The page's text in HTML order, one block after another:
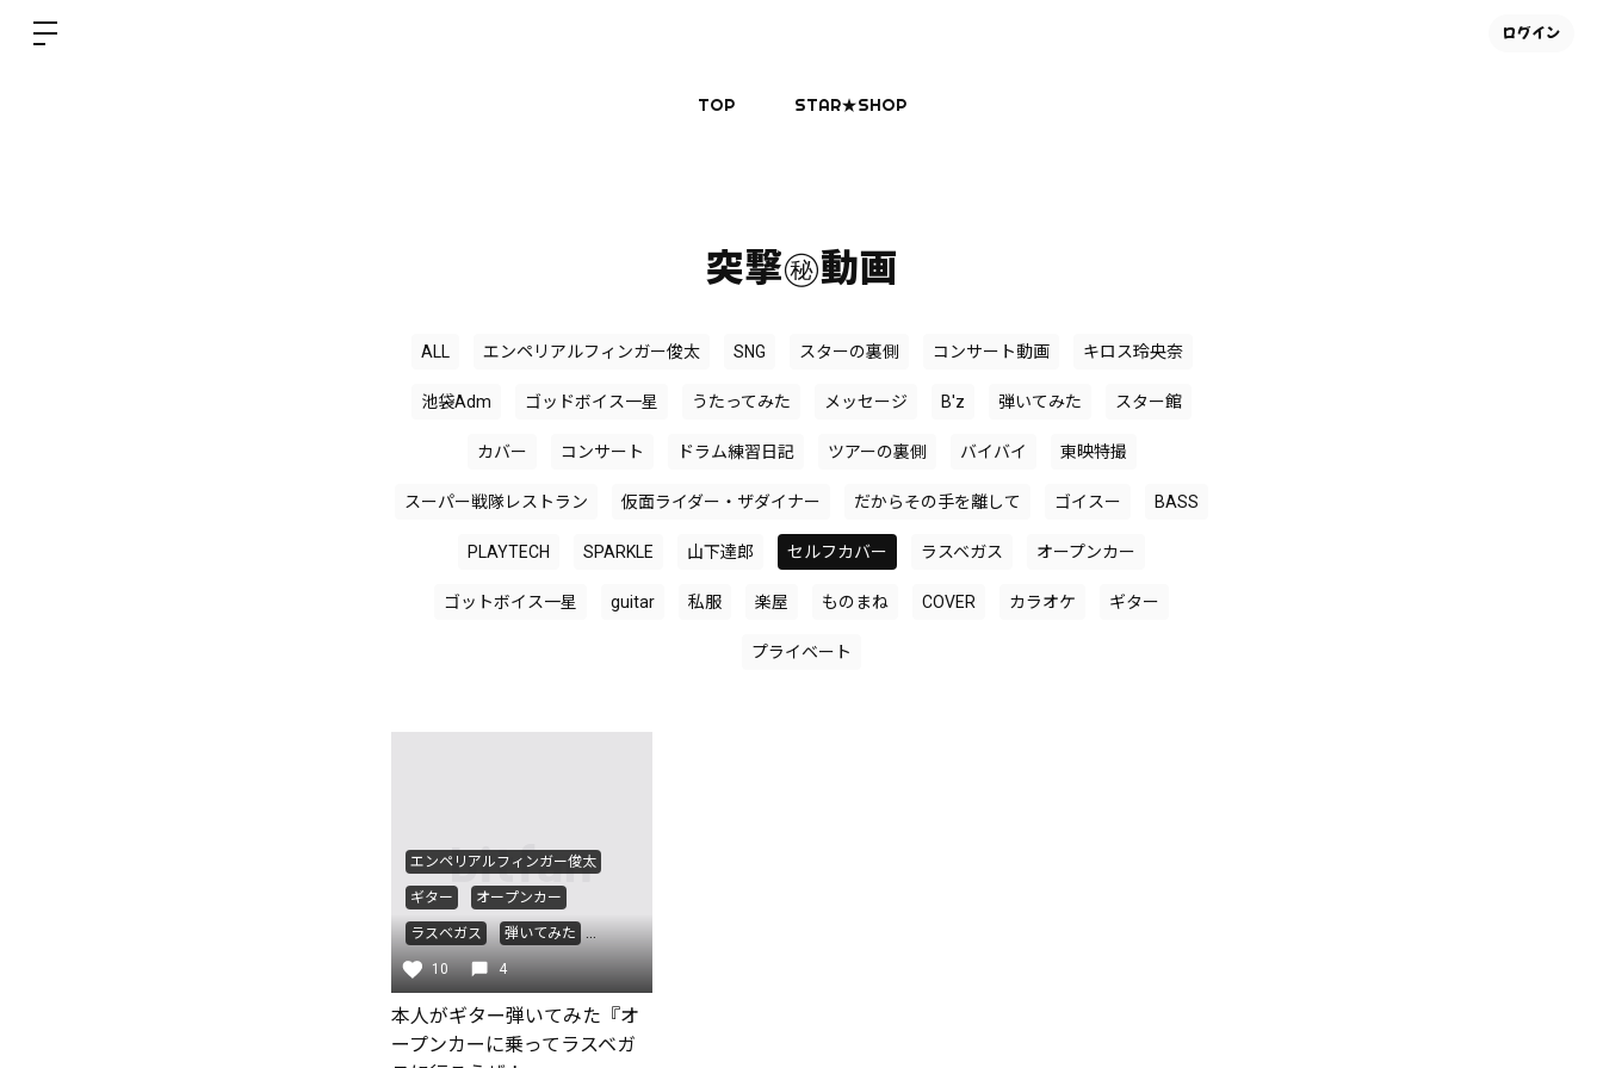
ログイン
TOP STAR★SHOP
突撃㊙︎動画
ALL エンペリアルフィンガー俊太 SNG スターの裏側 コンサート動画 キロス玲央奈
池袋Adm ゴッドボイス一星 うたってみた メッセージ B'z 弾いてみた スター館
カバー コンサート ドラム練習日記 ツアーの裏側 バイバイ 東映特撮
スーパー戦隊レストラン 仮面ライダー・ザダイナー だからその手を離して ゴイスー BASS
PLAYTECH SPARKLE 山下達郎 セルフカバー ラスベガス オープンカー
ゴットボイス一星 guitar 私服 楽屋 ものまね COVER カラオケ ギター
プライベート
エンペリアルフィンガー俊太
ギター オープンカー
ラスベガス 弾いてみた
guitar セルフカバー
10 4
本人がギター弾いてみた『オ
ープンカーに乗ってラスベガ